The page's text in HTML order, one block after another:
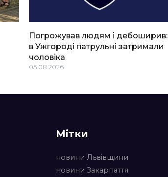
Погрожував людям і дебоширив:
в Ужгороді патрульні затримали
чоловіка
05.08.2026
Мітки
новини Львівщини
новини Закарпаття